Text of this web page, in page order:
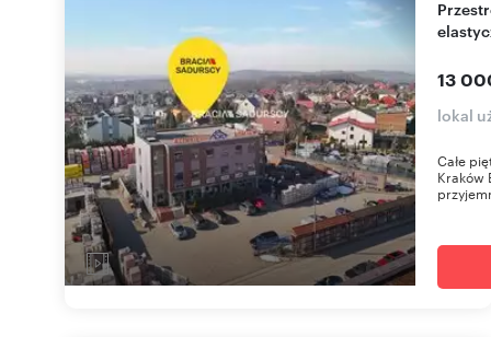
Przestronne biuro 283 m² z prywatnym wejściem i
13
lokal
Całe
Kraków